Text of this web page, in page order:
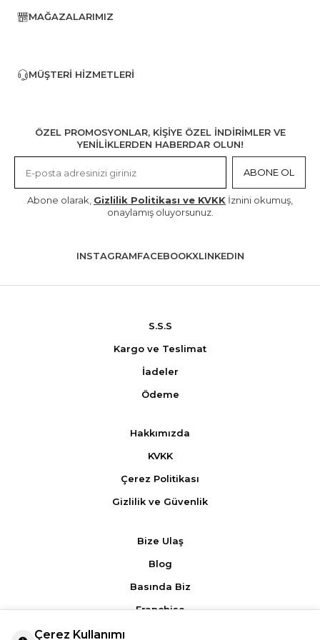
MAĞAZALARIMIZ
MÜŞTERI HIZMETLERI
ÖZEL PROMOSYONLAR, KİŞİYE ÖZEL İNDİRİMLER VE
YENİLİKLERDEN HABERDAR OLUN!
ABONE OL
Abone olarak, Gizlilik Politikası ve KVKK İznini okumuş,
onaylamış oluyorsunuz.
INSTAGRAMFACEBOOKXLINKEDIN
S.S.S
Kargo ve Teslimat
İadeler
Ödeme
Hakkımızda
KVKK
Çerez Politikası
Gizlilik ve Güvenlik
Bize Ulaş
Blog
Basında Biz
Franchise
Çerez Kullanımı